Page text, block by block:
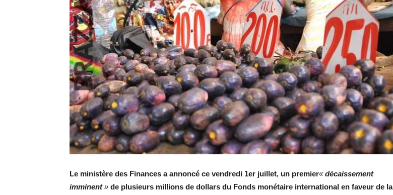
Le ministère des Finances a annoncé ce vendredi 1er juillet, un premier«décaissement
imminent» de plusieurs millions de dollars du Fonds monétaire international en faveur de la